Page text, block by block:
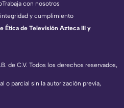
de C.V. Todos los derechos reservados,
o parcial sin la autorización previa,
Trabaja con nosotros
y cumplimiento
Ética de Televisión Azteca III y